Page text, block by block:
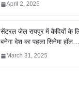
April 2, 2025
सेंट्रल जेल रायपुर में कैदियों के
बनेगा देश का पहला सिनेमा हॉल…
March 31, 2025